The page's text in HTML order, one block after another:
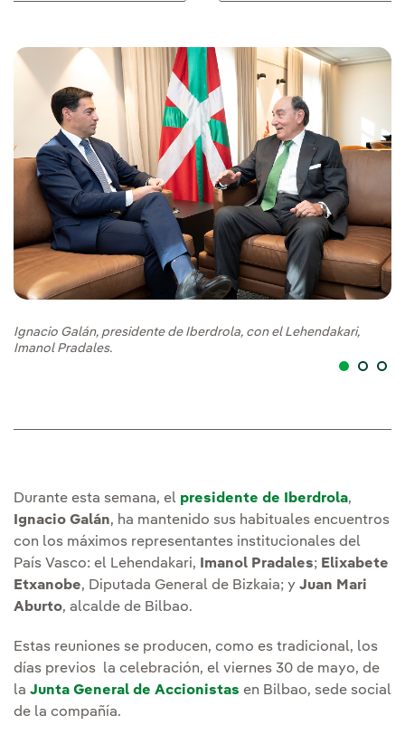
Ignacio Galán, presidente de Iberdrola, con el Lehendakari,
Imanol Pradales.
Durante esta semana, el presidente de Iberdrola,
Ignacio Galán, ha mantenido sus habituales encuentros
con los máximos representantes institucionales del
País Vasco: el Lehendakari,
Imanol Pradales; Elixabete
Etxanobe, Diputada General de Bizkaia; y Juan Mari
Aburto, alcalde de Bilbao.
Estas reuniones se producen, como es tradicional, los
días previos la celebración, el viernes 30 de mayo, de
la Junta General de Accionistas en Bilbao, sede social
de la compañía.